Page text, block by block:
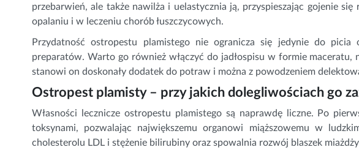
przebarwień, ale także nawilża i uelastycznia ją, przyspieszając gojenie
opalaniu i w leczeniu chorób łuszczycowych.
Przydatność ostropestu plamistego nie ogranicza się jedynie do
preparatów. Warto go również włączyć do jadłospisu w formie
stanowi on doskonały dodatek do potraw i można z powodzeniem
Ostropest plamisty – przy jakich dolegliwościach go
Własności lecznicze ostropestu plamistego są naprawdę liczne. Po
toksynami, pozwalając największemu organowi miąższowemu w
cholesterolu LDL i stężenie bilirubiny oraz spowalnia rozwój blaszek